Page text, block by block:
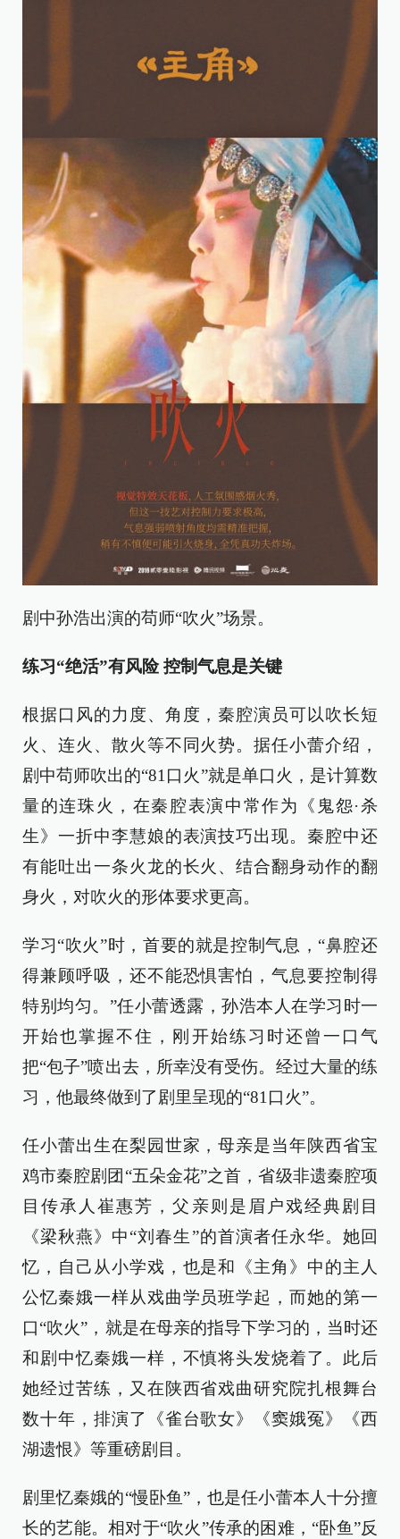
剧中孙浩出演的苟师“吹火”场景。
练习“绝活”有风险 控制气息是关键
根据口风的力度、角度，秦腔演员可以吹长短
火、连火、散火等不同火势。据任小蕾介绍，
剧中苟师吹出的“81口火”就是单口火，是计算数
量的连珠火，在秦腔表演中常作为《鬼怨·杀
生》一折中李慧娘的表演技巧出现。秦腔中还
有能吐出一条火龙的长火、结合翻身动作的翻
身火，对吹火的形体要求更高。
学习“吹火”时，首要的就是控制气息，“鼻腔还
得兼顾呼吸，还不能恐惧害怕，气息要控制得
特别均匀。”任小蕾透露，孙浩本人在学习时一
开始也掌握不住，刚开始练习时还曾一口气
把“包子”喷出去，所幸没有受伤。经过大量的练
习，他最终做到了剧里呈现的“81口火”。
任小蕾出生在梨园世家，母亲是当年陕西省宝
鸡市秦腔剧团“五朵金花”之首，省级非遗秦腔项
目传承人崔惠芳，父亲则是眉户戏经典剧目
《梁秋燕》中“刘春生”的首演者任永华。她回
忆，自己从小学戏，也是和《主角》中的主人
公忆秦娥一样从戏曲学员班学起，而她的第一
口“吹火”，就是在母亲的指导下学习的，当时还
和剧中忆秦娥一样，不慎将头发烧着了。此后
她经过苦练，又在陕西省戏曲研究院扎根舞台
数十年，排演了《雀台歌女》《窦娥冤》《西
湖遗恨》等重磅剧目。
剧里忆秦娥的“慢卧鱼”，也是任小蕾本人十分擅
长的艺能。相对于“吹火”传承的困难，“卧鱼”反